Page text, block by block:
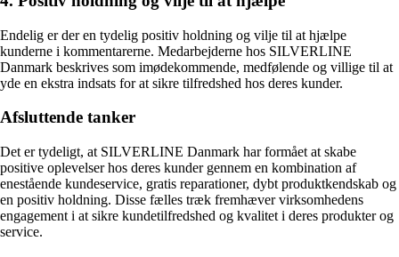
Endelig er der en tydelig positiv holdning og vilje til at hjælpe
kunderne i kommentarerne. Medarbejderne hos SILVERLINE
Danmark beskrives som imødekommende, medfølende og villige til at
yde en ekstra indsats for at sikre tilfredshed hos deres kunder.
Afsluttende tanker
Det er tydeligt, at SILVERLINE Danmark har formået at skabe
positive oplevelser hos deres kunder gennem en kombination af
enestående kundeservice, gratis reparationer, dybt produktkendskab og
en positiv holdning. Disse fælles træk fremhæver virksomhedens
engagement i at sikre kundetilfredshed og kvalitet i deres produkter og
service.